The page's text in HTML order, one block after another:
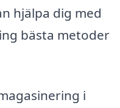
hjälpa dig med
bästa metoder
i